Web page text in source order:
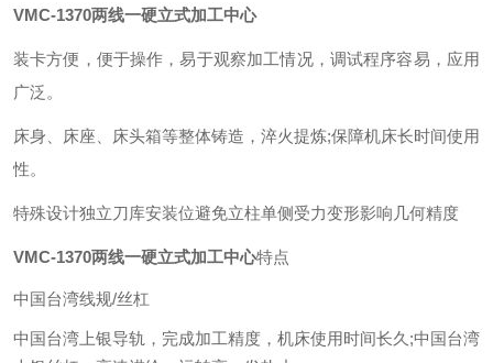
VMC-1370两线一硬立式加工中心
装卡方便，便于操作，易于观察加工情况，调试程序容易，应用
广泛。
床身、床座、床头箱等整体铸造，淬火提炼;保障机床长时间使用
性。
特殊设计独立刀库安装位避免立柱单侧受力变形影响几何精度
VMC-1370两线一硬立式加工中心特点
中国台湾线规/丝杠
中国台湾上银导轨，完成加工精度，机床使用时间长久;中国台湾